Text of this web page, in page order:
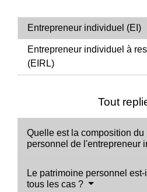
Entrepreneur individuel (EI)
Entrepreneur individuel à
(EIRL)
Tout
Quelle est la composition du
personnel de l'entrepreneur
Le patrimoine personnel
tous les cas ?